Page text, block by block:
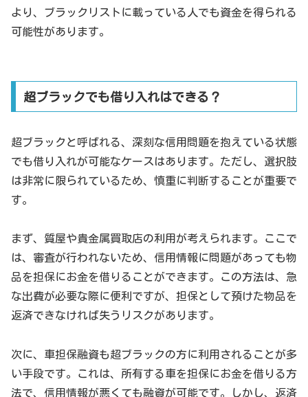
より、ブラックリストに載っている人でも資金を得られる
可能性があります。
超ブラックでも借り入れはできる？
超ブラックと呼ばれる、深刻な信用問題を抱えている状態
でも借り入れが可能なケースはあります。ただし、選択肢
は非常に限られているため、慎重に判断することが重要で
す。
まず、質屋や貴金属買取店の利用が考えられます。ここで
は、審査が行われないため、信用情報に問題があっても物
品を担保にお金を借りることができます。この方法は、急
な出費が必要な際に便利ですが、担保として預けた物品を
返済できなければ失うリスクがあります。
次に、車担保融資も超ブラックの方に利用されることが多
い手段です。これは、所有する車を担保にお金を借りる方
法で、信用情報が悪くても融資が可能です。しかし、返済